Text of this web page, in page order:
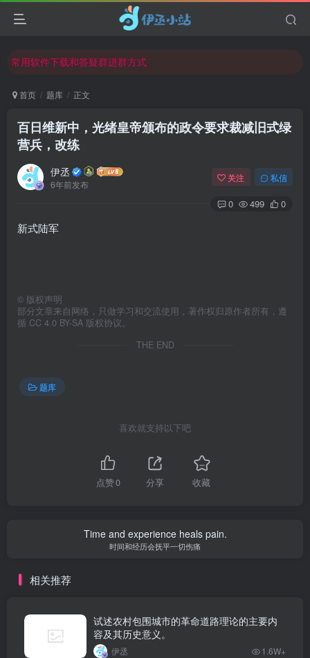
欢迎反馈网站中存在的问题和建议！
常用软件下载和答疑群进群方式
欢迎访问伊丞小站！
首页 题库 正文
百日维新中，光绪皇帝颁布的政令要求裁减旧式绿
营兵，改练
伊丞
6年前发布
关注 私信
0 499 0
新式陆军
© 版权声明
部分文章来自网络，只做学习和交流使用，著作权归原作者所有，遵
循 CC 4.0 BY-SA 版权协议。
THE END
题库
喜欢就支持以下吧
点赞0 分享 收藏
Time and experience heals pain.
时间和经历会抚平一切伤痛
相关推荐
试述农村包围城市的革命道路理论的主要内
容及其历史意义。
伊丞 1.6W+